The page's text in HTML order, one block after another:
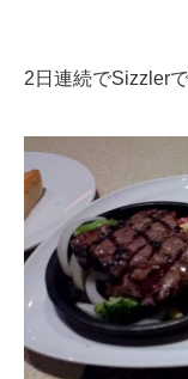
2日連続でSizzler